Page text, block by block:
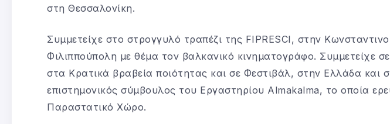
στη Θεσσαλονίκη.
Συμμετείχε στο στρογγυλό τραπέζι της FIPRESCI, στην
Φιλιππούπολη με θέμα τον βαλκανικό κινηματογράφο. Συμμετείχε σε
στα Κρατικά βραβεία ποιότητας και σε Φεστιβάλ, στην Ελλάδα και
επιστημονικός σύμβουλος του Εργαστηρίου Almakalma, το οποία
Παραστατικό Χώρο.